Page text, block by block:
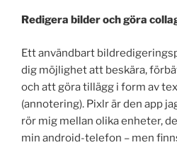
Redigera bilder och göra
Ett användbart
dig möjlighet att beskära,
och att göra tillägg i form av
(annotering). Pixlr är den app
rör mig mellan olika enheter,
min android-telefon – men